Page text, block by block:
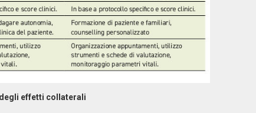
effetti collaterali